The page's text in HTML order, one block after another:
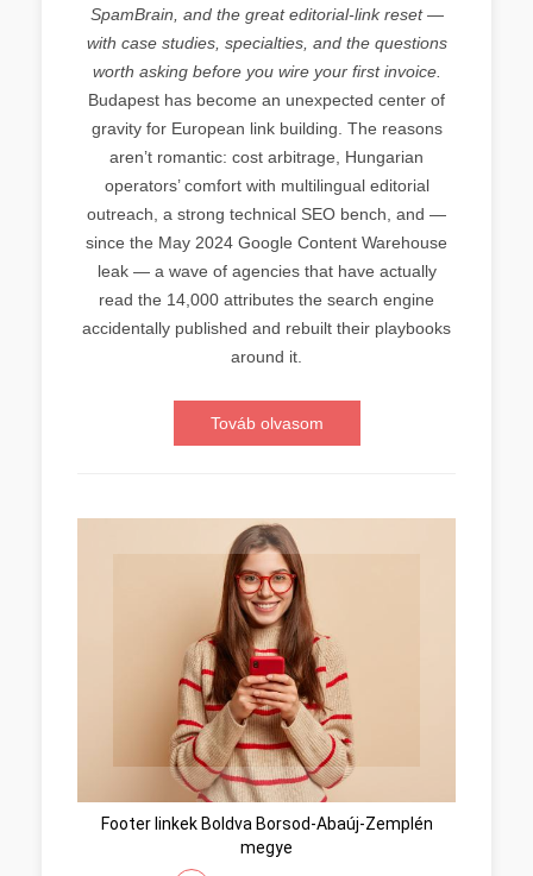
SpamBrain, and the great editorial-link reset —
with case studies, specialties, and the questions
worth asking before you wire your first invoice.
Budapest has become an unexpected center of
gravity for European link building. The reasons
aren’t romantic: cost arbitrage, Hungarian
operators’ comfort with multilingual editorial
outreach, a strong technical SEO bench, and —
since the May 2024 Google Content Warehouse
leak — a wave of agencies that have actually
read the 14,000 attributes the search engine
accidentally published and rebuilt their playbooks
around it.
Továb olvasom
Footer linkek Boldva Borsod-Abaúj-Zemplén
megye